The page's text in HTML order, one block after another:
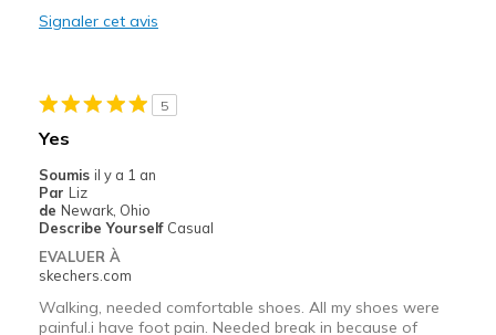
Durable
Casual Wear
Special Occasions
Travel
Width
Sizing
Feels true to size
Signaler cet avis
5
Yes
Soumis il y a 1 an
Par Liz
de Newark, Ohio
Describe Yourself Casual
EVALUER À
skechers.com
Walking, needed comfortable shoes. All my shoes were
painful.i have foot pain. Needed break in because of